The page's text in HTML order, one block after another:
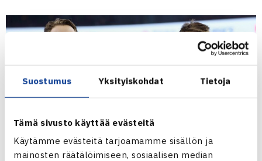
Suostumus Yksityiskohdat Tietoja
Tämä sivusto käyttää evästeitä
Käytämme evästeitä tarjoamamme sisällön ja
mainosten räätälöimiseen, sosiaalisen median